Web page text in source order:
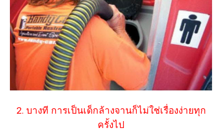
2. บางที การเป็นเด็กล้างจานก็ไม่ใช่เรื่องง่ายทุก
ครั้งไป